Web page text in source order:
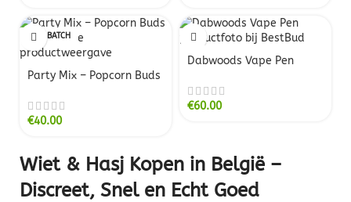
NEW BATCH
Party Mix – Popcorn Buds
€40.00
Dabwoods Vape Pen
€60.00
Wiet & Hasj Kopen in België –
Discreet, Snel en Echt Goed